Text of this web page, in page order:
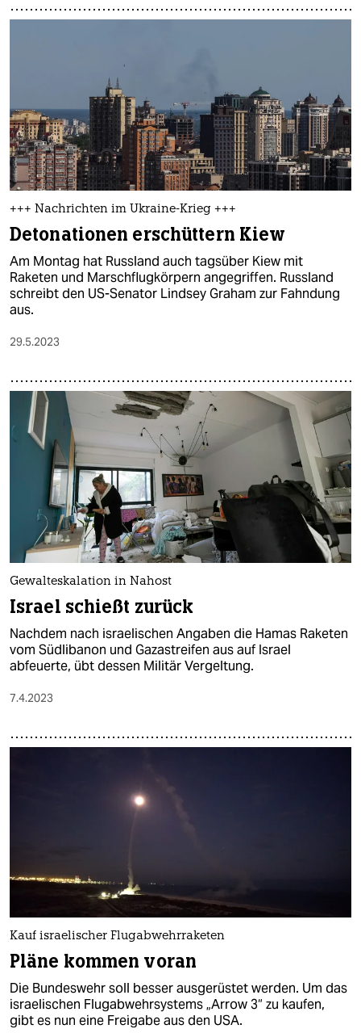
+++ Nachrichten im Ukraine-Krieg +++
Detonationen erschüttern Kiew
Am Montag hat Russland auch tagsüber Kiew mit
Raketen und Marschflugkörpern angegriffen. Russland
schreibt den US-Senator Lindsey Graham zur Fahndung
aus.
29.5.2023
Gewalteskalation in Nahost
Israel schießt zurück
Nachdem nach israelischen Angaben die Hamas Raketen
vom Südlibanon und Gazastreifen aus auf Israel
abfeuerte, übt dessen Militär Vergeltung.
7.4.2023
Kauf israelischer Flugabwehrraketen
Pläne kommen voran
Die Bundeswehr soll besser ausgerüstet werden. Um das
israelischen Flugabwehrsystems „Arrow 3“ zu kaufen,
gibt es nun eine Freigabe aus den USA.